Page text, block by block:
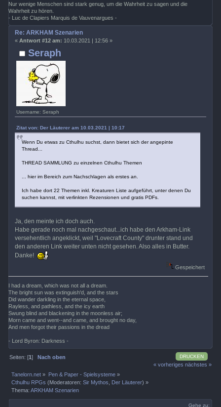
Nur wenige Menschen sind stark genug, um die Wahrheit zu sagen und die
Wahrheit zu hören.
- Luc de Clapiers Marquis de Vauvenargues -
Seraph
Username: Seraph
Re: ARKHAM Szenarien
« Antwort #12 am: 10.03.2021 | 12:56 »
Zitat von: Der Läuterer am 10.03.2021 | 10:17
Wenn Du etwas zu Cthulhu suchst, dann bietet sich der angepinte
Thread...
THREAD SAMMLUNG zu einzelnen Cthulhu Themen
... hier im Bereich zum Nachschlagen als erstes an.
Ich habe dort 22 Themen inkl. Kreaturen Liste aufgeführt, unter denen Du
suchen kannst, mit verlinkten Rezensionen und gratis PDFs.
Ja, den meinte ich doch auch.
Habe gerade noch mal nachgeschaut...ich habe den Arkham-Link
versehentlich angeklickt, weil "Lovecraft County" drunter stand und
den anderen Link weiter unten nicht gesehen. Also alles in Butter.
Danke!
Gespeichert
I had a dream, which was not all a dream.
The bright sun was extinguish'd, and the stars
Did wander darkling in the eternal space,
Rayless, and pathless, and the icy earth
Swung blind and blackening in the moonless air;
Morn came and went--and came, and brought no day,
And men forgot their passions in the dread
- Lord Byron: Darkness -
DRUCKEN
Seiten: [1]Nach oben
« vorheriges nächstes »
Tanelorn.net » Pen & Paper - Spielsysteme»
Cthulhu RPGs (Moderatoren:Sir Mythos Der Läuterer) »
Thema:ARKHAM Szenarien
Gehe zu: